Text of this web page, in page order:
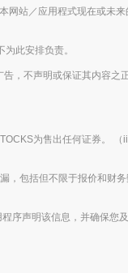
站／应用程式现在或未
此安排负责。
，不声明或保证其内容
为售出任何证券。
包括但不限于报价和财
序声明该信息，并确保